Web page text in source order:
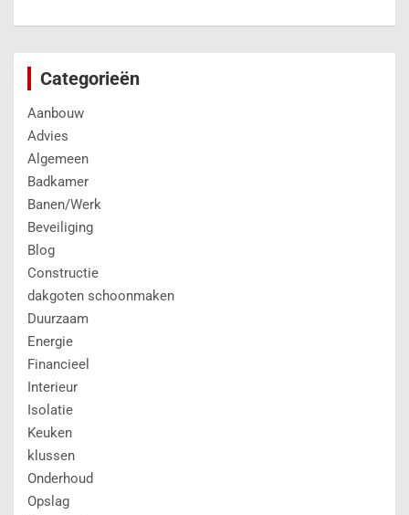
Categorieën
Aanbouw
Advies
Algemeen
Badkamer
Banen/Werk
Beveiliging
Blog
Constructie
dakgoten schoonmaken
Duurzaam
Energie
Financieel
Interieur
Isolatie
Keuken
klussen
Onderhoud
Opslag